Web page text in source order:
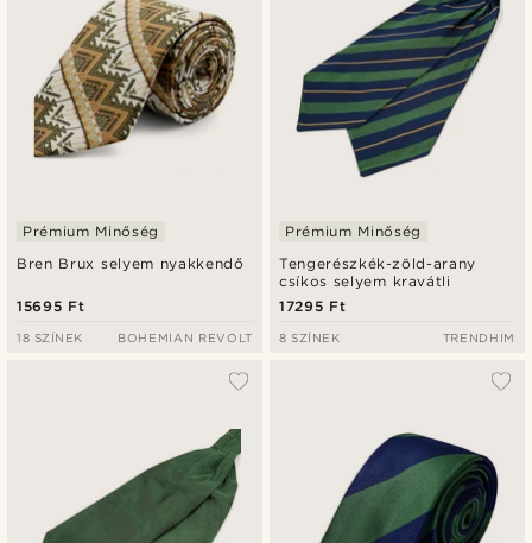
Bren Brux selyem nyakkendő
Prémium Minőség
15695 Ft
18 SZÍNEK BOHEMIAN REVOLT
Tengerészkék-zöld-arany
csíkos selyem kravátli
Prémium Minőség
17295 Ft
8 SZÍNEK TRENDHIM